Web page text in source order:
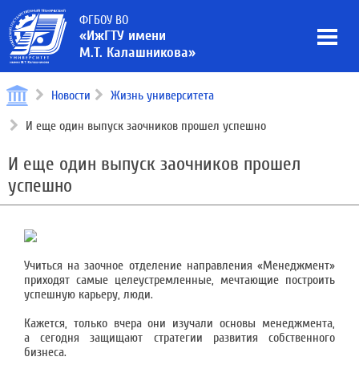
ФГБОУ ВО
«ИжГТУ имени
М.Т. Калашникова»
Новости Жизнь университета
И еще один выпуск заочников прошел успешно
И еще один выпуск заочников прошел
успешно
Учиться на заочное отделение направления «Менеджмент»
приходят самые целеустремленные, мечтающие построить
успешную карьеру, люди.
Кажется, только вчера они изучали основы менеджмента,
а сегодня защищают стратегии развития собственного
бизнеса.